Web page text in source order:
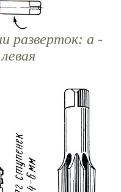
разверток: а -